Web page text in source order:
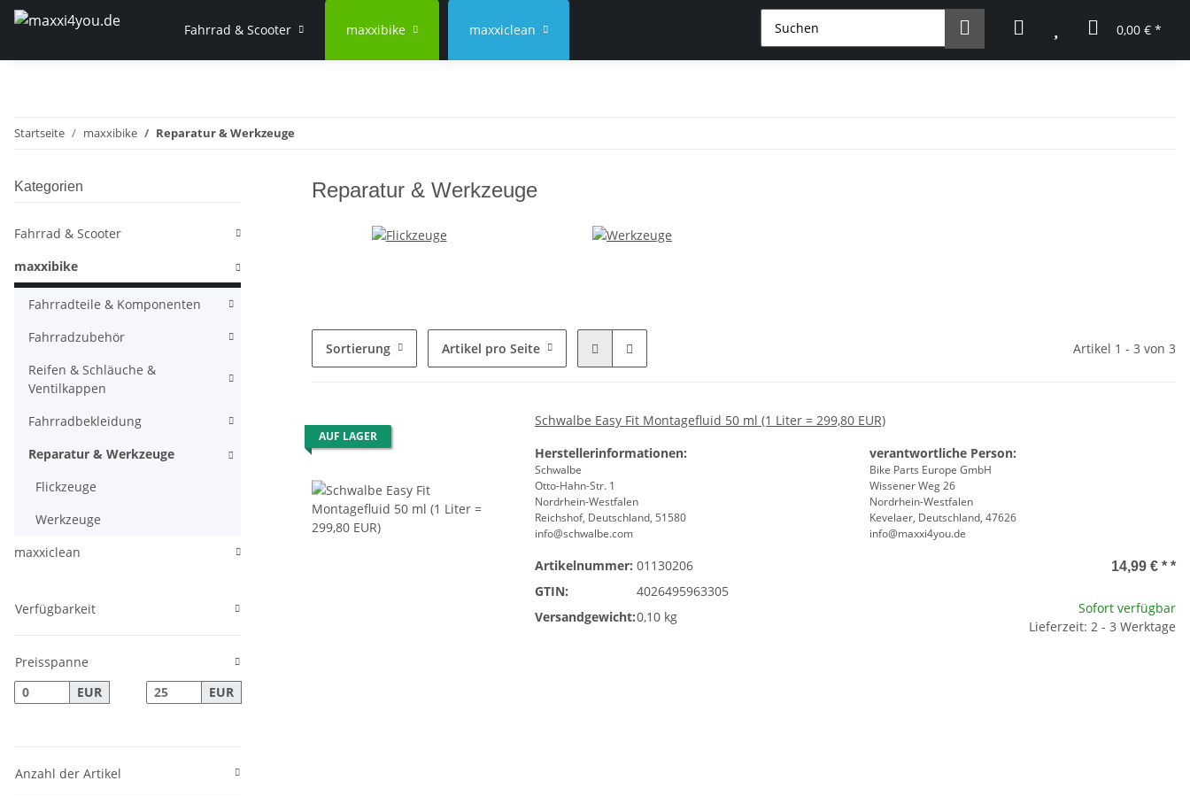
0,00 € *
Fahrrad & Scooter maxxibike maxxiclean
Startseite maxxibike Reparatur & Werkzeuge
Reparatur & Werkzeuge
Sortierung Artikel pro Seite Artikel 1 - 3 von 3
AUF LAGER
Schwalbe Easy Fit Montagefluid 50 ml (1 Liter = 299,80 EUR)
Herstellerinformationen:
Schwalbe
Otto-Hahn-Str. 1
Nordrhein-Westfalen
Reichshof, Deutschland, 51580
info@schwalbe.com
verantwortliche Person:
Bike Parts Europe GmbH
Wissener Weg 26
Nordrhein-Westfalen
Kevelaer, Deutschland, 47626
info@maxxi4you.de
Artikelnummer: 01130206
GTIN:
4026495963305
Versandgewicht:0,10 kg
14,99 € * *
Sofort verfügbar
Lieferzeit: 2 - 3 Werktage
Kategorien
Fahrrad & Scooter
maxxibike
Fahrradteile & Komponenten
Fahrradzubehör
Reifen & Schläuche &
Ventilkappen
Fahrradbekleidung
Reparatur & Werkzeuge
Flickzeuge
Werkzeuge
maxxiclean
Verfügbarkeit
Preisspanne
EUR
EUR
Anzahl der Artikel